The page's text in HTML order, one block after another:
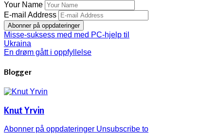
Your Name
E-mail Address
Abonner på oppdateringer
Misse-suksess med med PC-hjelp til
Ukraina
En drøm gått i oppfyllelse
Blogger
Knut Yrvin
Abonner på oppdateringer Unsubscribe to